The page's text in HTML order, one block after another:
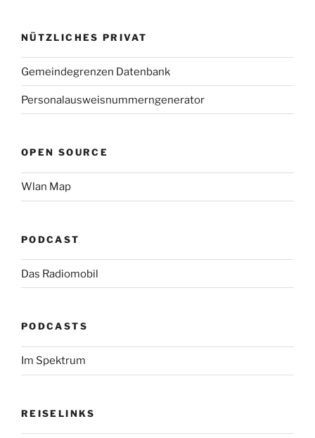
NÜTZLICHES PRIVAT
Gemeindegrenzen Datenbank
Personalausweisnummerngenerator
OPEN SOURCE
Wlan Map
PODCAST
Das Radiomobil
PODCASTS
Im Spektrum
REISELINKS